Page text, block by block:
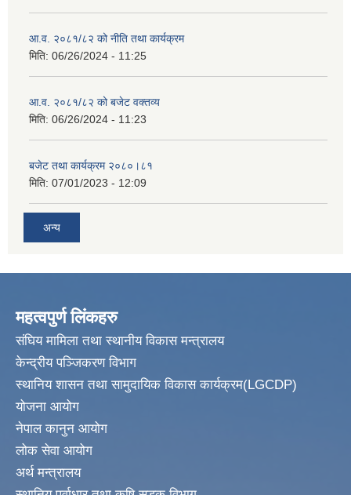
आ.व. २०८१/८२ को नीति तथा कार्यक्रम
मिति: 06/26/2024 - 11:25
आ.व. २०८१/८२ को बजेट वक्तव्य
मिति: 06/26/2024 - 11:23
बजेट तथा कार्यक्रम २०८०।८१
मिति: 07/01/2023 - 12:09
अन्य
महत्वपुर्ण लिंकहरु
संघिय मामिला तथा स्थानीय विकास मन्त्रालय
केन्द्रीय पञ्जिकरण विभाग
स्थानिय शासन तथा सामुदायिक विकास कार्यक्रम(LGCDP)
योजना आयोग
नेपाल कानुन आयोग
लोक सेवा आयोग
अर्थ मन्त्रालय